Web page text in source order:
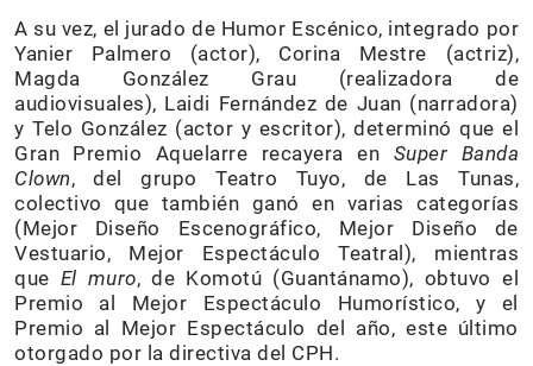
A su vez, el jurado de Humor Escénico, integrado por
Yanier Palmero (actor), Corina Mestre (actriz),
Magda González Grau (realizadora de
audiovisuales), Laidi Fernández de Juan (narradora)
y Telo González (actor y escritor), determinó que el
Gran Premio Aquelarre recayera en Super Banda
Clown, del grupo Teatro Tuyo, de Las Tunas,
colectivo que también ganó en varias categorías
(Mejor Diseño Escenográfico, Mejor Diseño de
Vestuario, Mejor Espectáculo Teatral), mientras
que El muro, de Komotú (Guantánamo), obtuvo el
Premio al Mejor Espectáculo Humorístico, y el
Premio al Mejor Espectáculo del año, este último
otorgado por la directiva del CPH.